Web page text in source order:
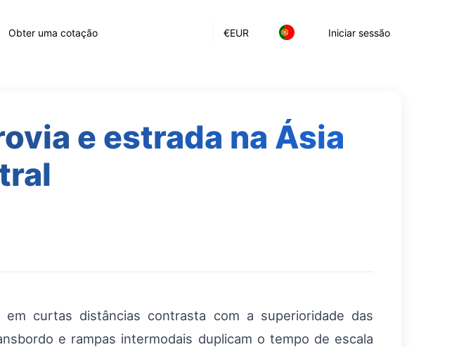
€EUR Iniciar sessão
Obter uma cotação
e estrada na Ásia
curtas distâncias contrasta com a superioridade das
e rampas intermodais duplicam o tempo de escala